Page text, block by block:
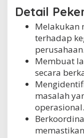
Detail
Melakukan
terhadap
perusahaan.
Membuat
secara
masalah
operasional.